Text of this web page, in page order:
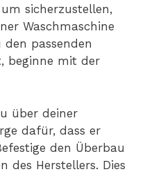
sicherzustellen,
Waschmaschine
passenden
beginne mit der
über deiner
dafür, dass er
den Überbau
des Herstellers. Dies